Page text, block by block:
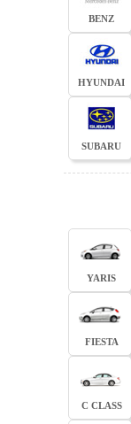
BENZ
HYUNDAI
SUBARU
YARIS
FIESTA
C CLASS